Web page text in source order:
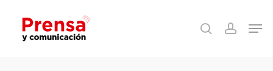
main
search